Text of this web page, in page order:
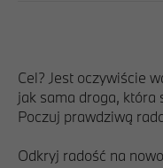
Cel? Jest oczywiście
jak sama droga, która
Poczuj prawdziwą
Odkryj radość na